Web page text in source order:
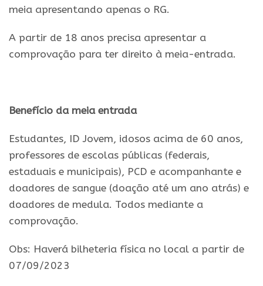
meia apresentando apenas o RG.
A partir de 18 anos precisa apresentar a
comprovação para ter direito à meia-entrada.
Benefício da meia entrada
Estudantes, ID Jovem, idosos acima de 60 anos,
professores de escolas públicas (federais,
estaduais e municipais), PCD e acompanhante e
doadores de sangue (doação até um ano atrás) e
doadores de medula. Todos mediante a
comprovação.
Obs: Haverá bilheteria física no local a partir de
07/09/2023